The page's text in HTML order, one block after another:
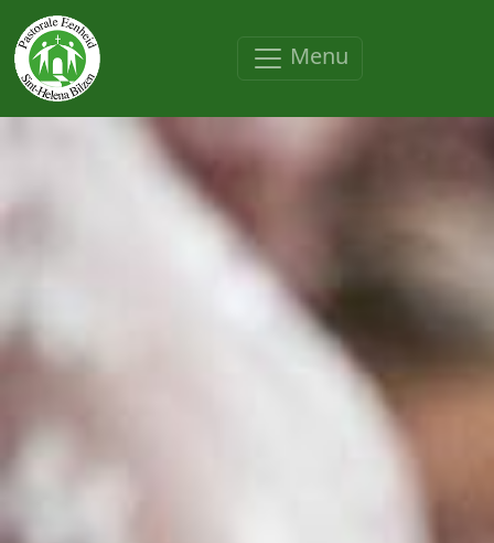
Overslaan en naar de inhoud gaan